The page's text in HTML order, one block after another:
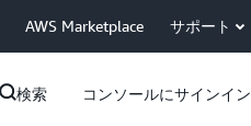
AWS Marketplace サポート
検索 コンソールにサインイン